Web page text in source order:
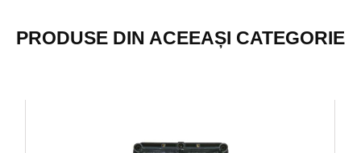
PRODUSE DIN ACEEAȘI CATEGORIE